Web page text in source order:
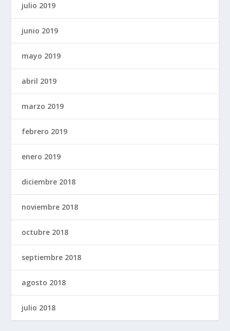
julio 2019
junio 2019
mayo 2019
abril 2019
marzo 2019
febrero 2019
enero 2019
diciembre 2018
noviembre 2018
octubre 2018
septiembre 2018
agosto 2018
julio 2018